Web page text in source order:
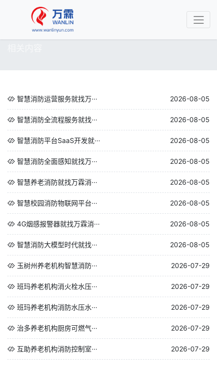
智慧消防运营服务就找万··· 2026-08-05
智慧消防全流程服务就找··· 2026-08-05
智慧消防平台SaaS开发就··· 2026-08-05
智慧消防全面感知就找万··· 2026-08-05
智慧养老消防就找万霖消··· 2026-08-05
智慧校园消防物联网平台··· 2026-08-05
4G烟感报警器就找万霖消··· 2026-08-05
智慧消防大模型时代就找··· 2026-08-05
玉树州养老机构智慧消防··· 2026-07-29
班玛养老机构消火栓水压··· 2026-07-29
班玛养老机构消防水压水··· 2026-07-29
治多养老机构厨房可燃气··· 2026-07-29
互助养老机构消防控制室··· 2026-07-29